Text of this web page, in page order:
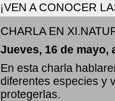
¡VEN A CONOCER
CHARLA EN
Jueves, 16 de mayo,
En esta charla
diferentes especies y
protegerlas.